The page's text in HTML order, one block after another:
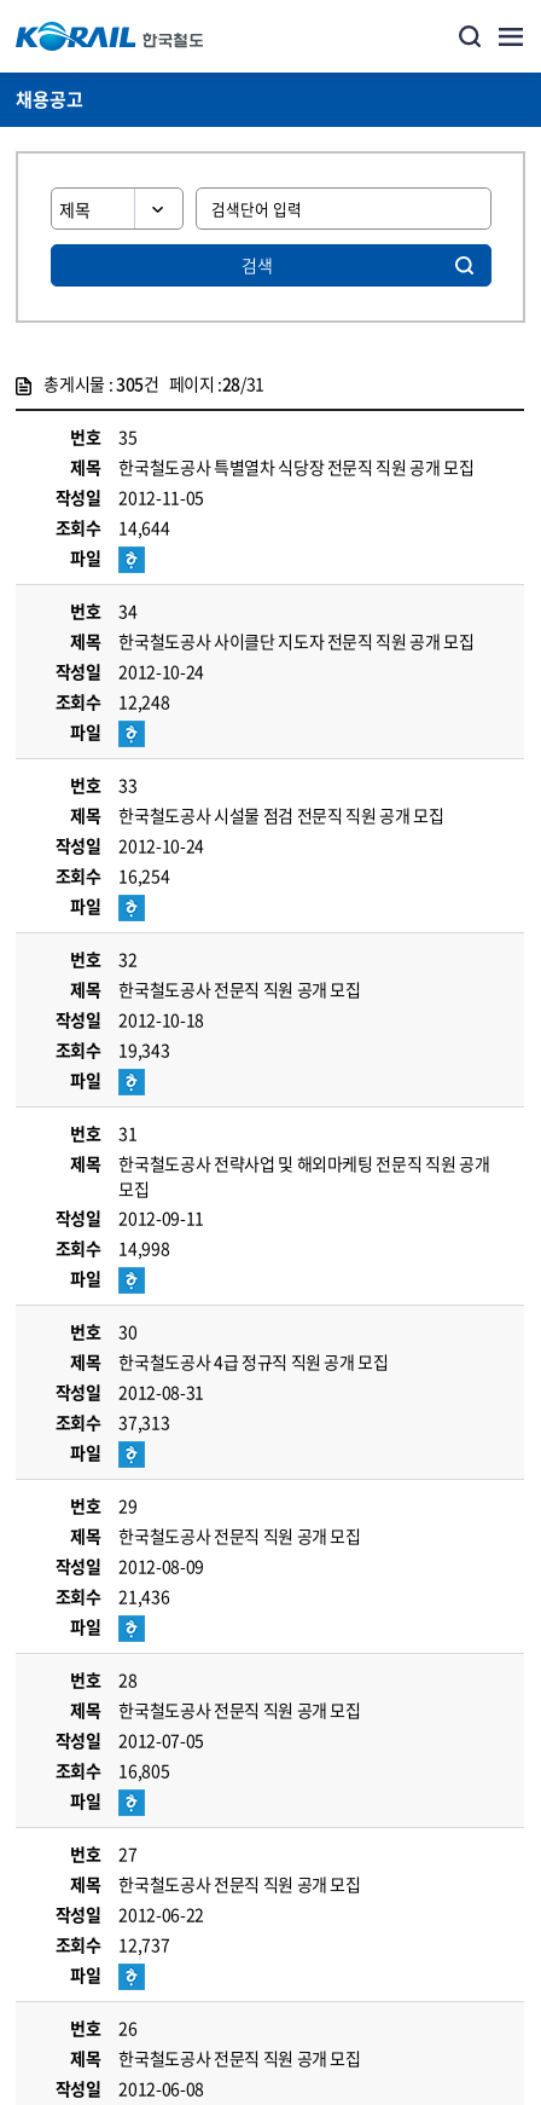
채용공고
검색
총게시물 :305건 페이지 :28/31
번호
35
제목
한국철도공사 특별열차 식당장 전문직 직원 공개 모집
작성일
2012-11-05
조회수
14,644
파일
번호
34
제목
한국철도공사 사이클단 지도자 전문직 직원 공개 모집
작성일
2012-10-24
조회수
12,248
파일
번호
33
제목
한국철도공사 시설물 점검 전문직 직원 공개 모집
작성일
2012-10-24
조회수
16,254
파일
번호
32
제목
한국철도공사 전문직 직원 공개 모집
작성일
2012-10-18
조회수
19,343
파일
번호
31
제목
한국철도공사 전략사업 및 해외마케팅 전문직 직원 공개
모집
작성일
2012-09-11
조회수
14,998
파일
번호
30
제목
한국철도공사 4급 정규직 직원 공개 모집
작성일
2012-08-31
조회수
37,313
파일
번호
29
제목
한국철도공사 전문직 직원 공개 모집
작성일
2012-08-09
조회수
21,436
파일
번호
28
제목
한국철도공사 전문직 직원 공개 모집
작성일
2012-07-05
조회수
16,805
파일
번호
27
제목
한국철도공사 전문직 직원 공개 모집
작성일
2012-06-22
조회수
12,737
파일
번호
26
제목
한국철도공사 전문직 직원 공개 모집
작성일
2012-06-08